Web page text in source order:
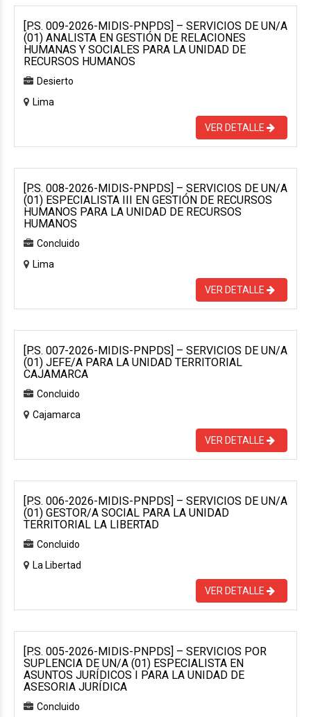
[P.S. 009-2026-MIDIS-PNPDS] – SERVICIOS DE UN/A
(01) ANALISTA EN GESTIÓN DE RELACIONES
HUMANAS Y SOCIALES PARA LA UNIDAD DE
RECURSOS HUMANOS
Desierto
Lima
VER DETALLE
[P.S. 008-2026-MIDIS-PNPDS] – SERVICIOS DE UN/A
(01) ESPECIALISTA III EN GESTIÓN DE RECURSOS
HUMANOS PARA LA UNIDAD DE RECURSOS
HUMANOS
Concluido
Lima
VER DETALLE
[P.S. 007-2026-MIDIS-PNPDS] – SERVICIOS DE UN/A
(01) JEFE/A PARA LA UNIDAD TERRITORIAL
CAJAMARCA
Concluido
Cajamarca
VER DETALLE
[P.S. 006-2026-MIDIS-PNPDS] – SERVICIOS DE UN/A
(01) GESTOR/A SOCIAL PARA LA UNIDAD
TERRITORIAL LA LIBERTAD
Concluido
La Libertad
VER DETALLE
[P.S. 005-2026-MIDIS-PNPDS] – SERVICIOS POR
SUPLENCIA DE UN/A (01) ESPECIALISTA EN
ASUNTOS JURÍDICOS I PARA LA UNIDAD DE
ASESORIA JURÍDICA
Concluido